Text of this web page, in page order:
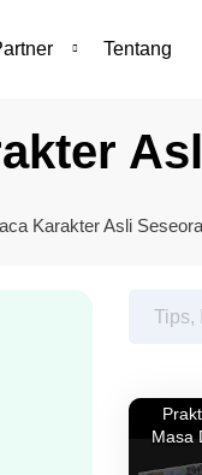
Tentang
Karakter Asli
Masa